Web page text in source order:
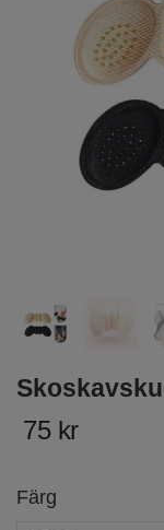
75 kr
Färg